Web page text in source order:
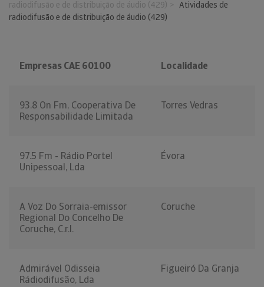
radiodifusão e de distribuição de áudio (429)
Atividades de
radiodifusão e de distribuição de áudio (429)
Empresas CAE 60100 Localidade
93.8 On Fm, Cooperativa De
Responsabilidade Limitada
Torres Vedras
97.5 Fm - Rádio Portel
Unipessoal, Lda
Évora
A Voz Do Sorraia-emissor
Regional Do Concelho De
Coruche, C.r.l.
Coruche
Admirável Odisseia
Rádiodifusão, Lda
Figueiró Da Granja